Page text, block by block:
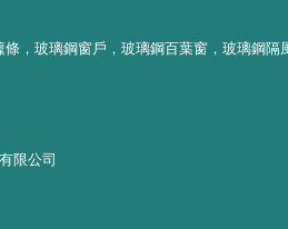
，玻璃鋼窗戶，玻璃鋼百葉窗，玻璃鋼隔
限公司